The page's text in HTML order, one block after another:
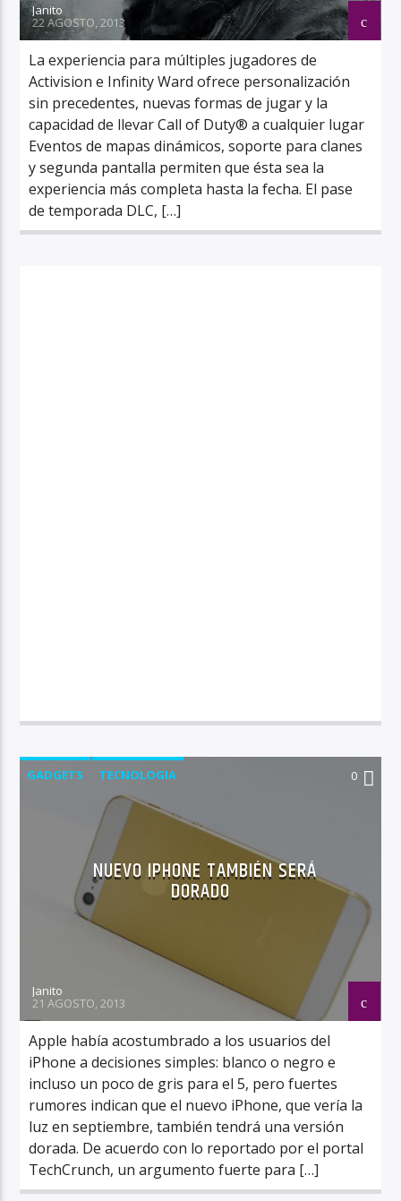
Janito
22 AGOSTO, 2013
La experiencia para múltiples jugadores de
Activision e Infinity Ward ofrece personalización
sin precedentes, nuevas formas de jugar y la
capacidad de llevar Call of Duty® a cualquier lugar
Eventos de mapas dinámicos, soporte para clanes
y segunda pantalla permiten que ésta sea la
experiencia más completa hasta la fecha. El pase
de temporada DLC, […]
GADGETS TECNOLOGIA 0
NUEVO IPHONE TAMBIÉN SERÁ
DORADO
Janito
21 AGOSTO, 2013
Apple había acostumbrado a los usuarios del
iPhone a decisiones simples: blanco o negro e
incluso un poco de gris para el 5, pero fuertes
rumores indican que el nuevo iPhone, que vería la
luz en septiembre, también tendrá una versión
dorada. De acuerdo con lo reportado por el portal
TechCrunch, un argumento fuerte para […]